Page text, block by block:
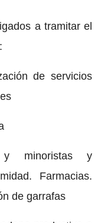
a tramitar el
de servicios
y minoristas y
Farmacias.
de garrafas